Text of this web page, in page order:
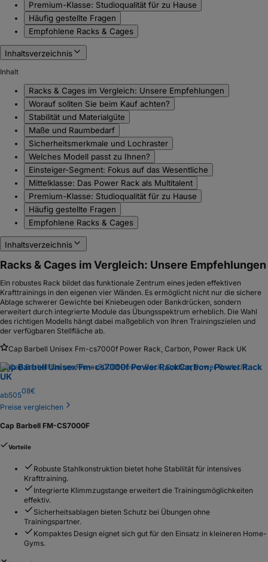
Premium-Klasse: Studioqualität für zu Hause
Häufig gestellte Fragen
Empfohlene Racks & Cages
Inhaltsverzeichnis
Inhalt
Racks & Cages im Vergleich: Unsere Empfehlungen
Worauf sollten Sie beim Kauf achten?
Stabilität und Materialgüte
Maße und Raumbedarf
Sicherheitsmerkmale und Lochraster
Welches Modell passt zu Ihnen?
Einsteiger-Segment: Fokus auf das Wesentliche
Mittelklasse: Das Power Rack als Multitalent
Premium-Klasse: Studioqualität für zu Hause
Häufig gestellte Fragen
Empfohlene Racks & Cages
Inhaltsverzeichnis
Racks & Cages im Vergleich: Unsere Empfehlungen
Ein robustes Rack bildet das funktionale Zentrum eines jeden effektiven
Krafttrainings in den eigenen vier Wänden. Es ermöglicht nicht nur die sichere
Ablage schwerer Gewichte bei Kniebeugen oder Bankdrücken, sondern
erweitert durch integrierte Module das Übungsspektrum erheblich. Die Wahl
des richtigen Modells hängt dabei maßgeblich von Ihren Trainingszielen und
der verfügbaren Stellfläche ab.
Cap Barbell Unisex Fm-cs7000f Power Rack, Carbon, Power Rack UK
Cap Barbell Unisex Fm-cs7000f Power RackCarbon, Power Rack
UK
ab50508€
Preise vergleichen
Cap Barbell FM-CS7000F
Vorteile
Robuste Stahlkonstruktion bietet hohe Stabilität für intensives
Krafttraining.
Integrierte Klimmzugstange erweitert die Trainingsmöglichkeiten
effektiv.
Sicherheitsablagen bieten Schutz bei Übungen ohne
Trainingspartner.
Kompaktes Design eignet sich gut für den Einsatz in kleineren Home-
Gyms.